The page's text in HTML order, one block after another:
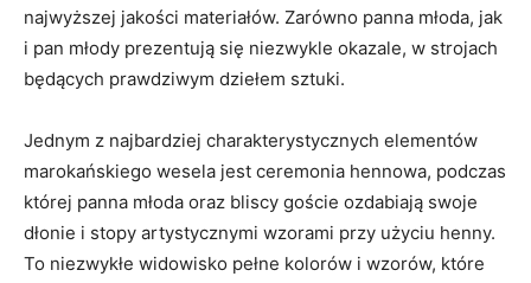
najwyższej⁤ jakości⁢ materiałów. Zarówno panna młoda, jak
i pan młody prezentują się niezwykle okazale, w strojach
będących prawdziwym dziełem sztuki.
Jednym z najbardziej charakterystycznych elementów
marokańskiego wesela jest ceremonia ⁣hennowa, podczas‌
której ‌panna młoda oraz bliscy goście ozdabiają swoje
dłonie ​i stopy artystycznymi wzorami przy użyciu henny.
To niezwykłe widowisko ​pełne kolorów ​i⁣ wzorów,‍ które